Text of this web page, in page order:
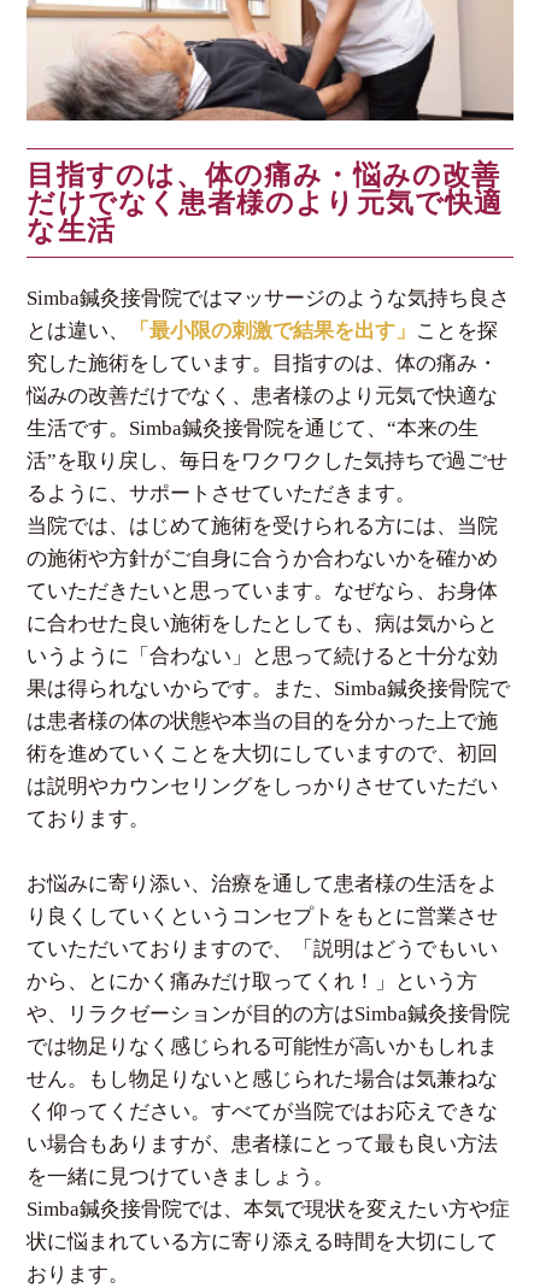
目指すのは、体の痛み・悩みの改善
だけでなく患者様のより元気で快適
な生活
Simba鍼灸接骨院ではマッサージのような気持ち良さ
とは違い、
「最小限の刺激で結果を出す」 ことを探
究した施術をしています。目指すのは、体の痛み・
悩みの改善だけでなく、患者様のより元気で快適な
生活です。Simba鍼灸接骨院を通じて、“本来の生
活”を取り戻し、毎日をワクワクした気持ちで過ごせ
るように、サポートさせていただきます。
当院では、はじめて施術を受けられる方には、当院
の施術や方針がご自身に合うか合わないかを確かめ
ていただきたいと思っています。なぜなら、お身体
に合わせた良い施術をしたとしても、病は気からと
いうように「合わない」と思って続けると十分な効
果は得られないからです。また、Simba鍼灸接骨院で
は患者様の体の状態や本当の目的を分かった上で施
術を進めていくことを大切にしていますので、初回
は説明やカウンセリングをしっかりさせていただい
ております。
お悩みに寄り添い、治療を通して患者様の生活をよ
り良くしていくというコンセプトをもとに営業させ
ていただいておりますので、「説明はどうでもいい
から、とにかく痛みだけ取ってくれ！」という方
や、リラクゼーションが目的の方はSimba鍼灸接骨院
では物足りなく感じられる可能性が高いかもしれま
せん。もし物足りないと感じられた場合は気兼ねな
く仰ってください。すべてが当院ではお応えできな
い場合もありますが、患者様にとって最も良い方法
を一緒に見つけていきましょう。
Simba鍼灸接骨院では、本気で現状を変えたい方や症
状に悩まれている方に寄り添える時間を大切にして
おります。